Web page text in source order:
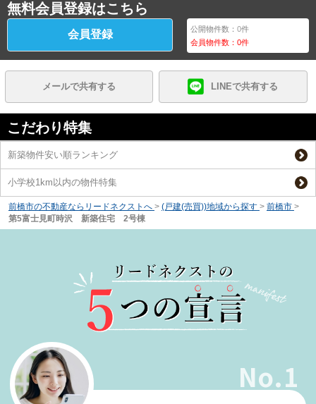
無料会員登録はこちら
会員登録 公開物件数：0件
会員物件数：0件
メールで共有する LINEで共有する
こだわり特集
新築物件安い順ランキング
小学校1km以内の物件特集
前橋市の不動産ならリードネクストへ > (戸建(売買))地域から探す > 前橋市 >
第5富士見町時沢 新築住宅 2号棟
No.1